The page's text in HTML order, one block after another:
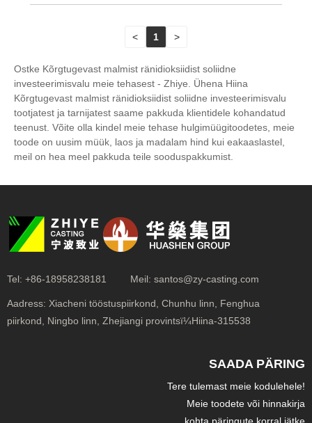
< 1 >
Ostke Kõrgtugevast malmist ränidioksiidist soliidne
investeerimisvalu meie tehasest - Zhiye. Ühena Hiina
Kõrgtugevast malmist ränidioksiidist soliidne investeerimisvalu
tootjatest ja tarnijatest saame pakkuda klientidele kohandatud
teenust. Võite olla kindel meie tehase hulgimüügitoodetes, meie
toode on uusim müük, laos ja madalam hind kui eakaaslastel,
meil on hea meel pakkuda teile sooduspakkumist.
Tel: +86-18958238181 Meil: santos@zy-casting.com
Aadress: Xiacheni tööstuspiirkond, Chunhu linn, Fenghua
piirkond, Ningbo linn, Zhejiangi provintsï¼Hiina-315538
SAADA PÄRING
Tere tulemast meie kodulehele!
Meie toodete või hinnakirja